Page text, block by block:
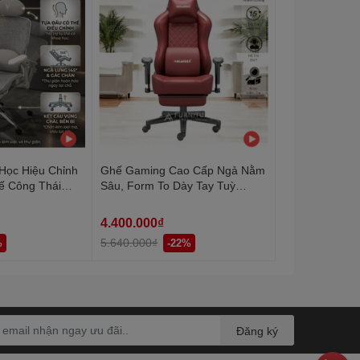
Hiệu Chỉnh
Công Thái
| Nội Thất
Ghế Gaming Cao Cấp Ngả Nằm
Sâu, Form To Dày Tay Tuỳ
Cấp | AH10 Brow
4.400.000₫
5.640.000₫ -22%
Đăng ký